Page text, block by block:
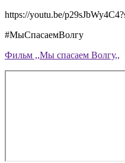
https://youtu.be/
#МыСпасаемВолгу
Фильм ,,Мы спасаем Волгу,,